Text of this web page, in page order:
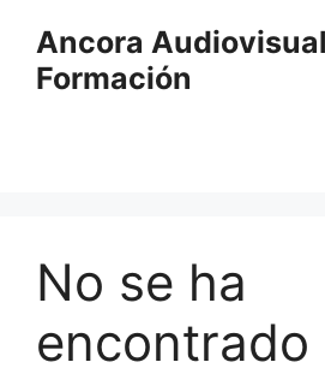
contenido
Ancora
Formación
No se ha
encontrado